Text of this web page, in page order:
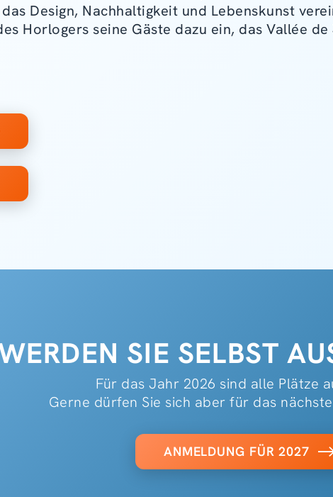
Design, Nachhaltigkeit und Lebenskunst
Horlogers seine Gäste dazu ein, das Vallée
SIE SELBST
Für das Jahr 2026 sind alle Plätze
Gerne dürfen Sie sich aber für das
ANMELDUNG FÜR 2027